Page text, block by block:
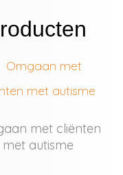
met cliënten
met autisme